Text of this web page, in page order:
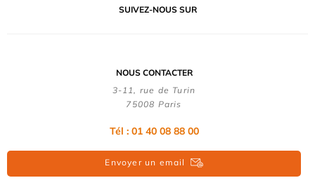
SUIVEZ-NOUS SUR
NOUS CONTACTER
3-11, rue de Turin
75008 Paris
Tél : 01 40 08 88 00
Envoyer un email